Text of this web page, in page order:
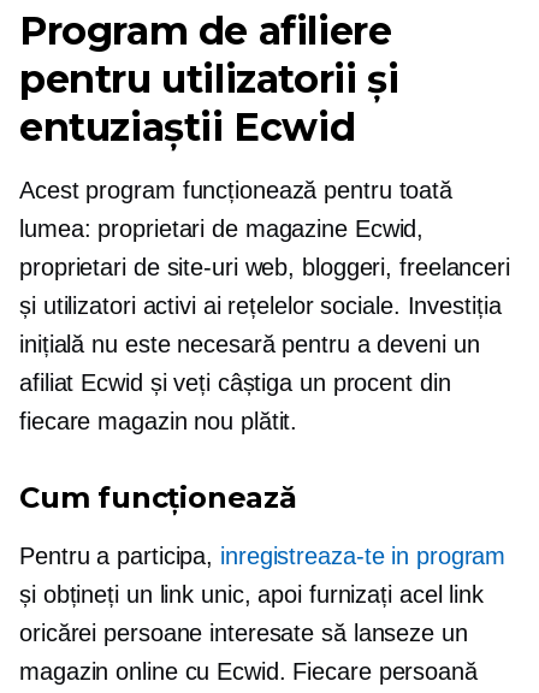
Program de afiliere
pentru utilizatorii și
entuziaștii Ecwid
Acest program funcționează pentru toată
lumea: proprietari de magazine Ecwid,
proprietari de site-uri web, bloggeri, freelanceri
și utilizatori activi ai rețelelor sociale. Investiția
inițială nu este necesară pentru a deveni un
afiliat Ecwid și veți câștiga un procent din
fiecare magazin nou plătit.
Cum funcționează
Pentru a participa, inregistreaza-te in program
și obțineți un link unic, apoi furnizați acel link
oricărei persoane interesate să lanseze un
magazin online cu Ecwid. Fiecare persoană